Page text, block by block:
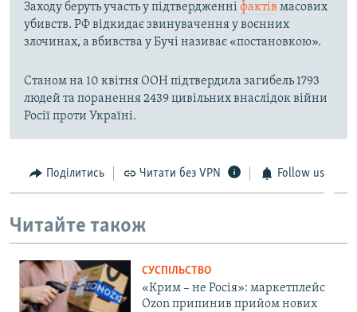
Заходу беруть участь у підтвердженні фактів масових
убивств. РФ відкидає звинувачення у воєнних
злочинах, а вбивства у Бучі називає «постановкою».
Станом на 10 квітня ООН підтвердила загибель 1793
людей та поранення 2439 цивільних внаслідок війни
Росії проти Україні.
Поділитись Читати без VPN Follow us
Читайте також
СУСПІЛЬСТВО
«Крим – не Росія»: маркетплейс
Ozon припинив прийом нових